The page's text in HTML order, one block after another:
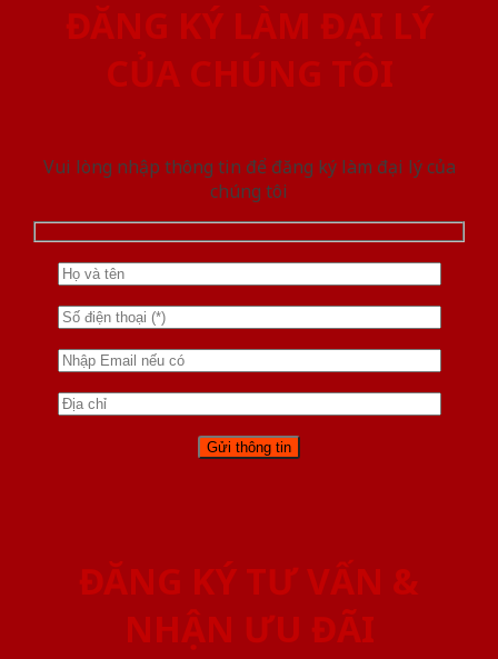
ĐĂNG KÝ LÀM ĐẠI LÝ
CỦA CHÚNG TÔI
Vui lòng nhập thông tin để đăng ký làm đại lý của
chúng tôi
ĐĂNG KÝ TƯ VẤN &
NHẬN ƯU ĐÃI